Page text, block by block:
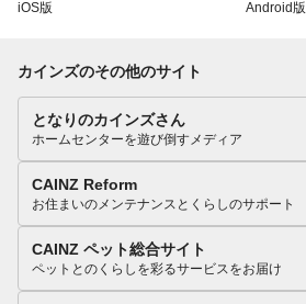
iOS版 Android版
カインズのその他のサイト
となりのカインズさん
ホームセンターを遊び倒すメディア
CAINZ Reform
お住まいのメンテナンスとくらしのサポート
CAINZ ペット総合サイト
ペットとのくらしを彩るサービスをお届け